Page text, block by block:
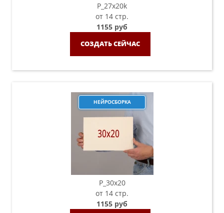
P_27х20k
от 14 стр.
1155 руб
СОЗДАТЬ СЕЙЧАС
НЕЙРОСБОРКА
P_30х20
от 14 стр.
1155 руб